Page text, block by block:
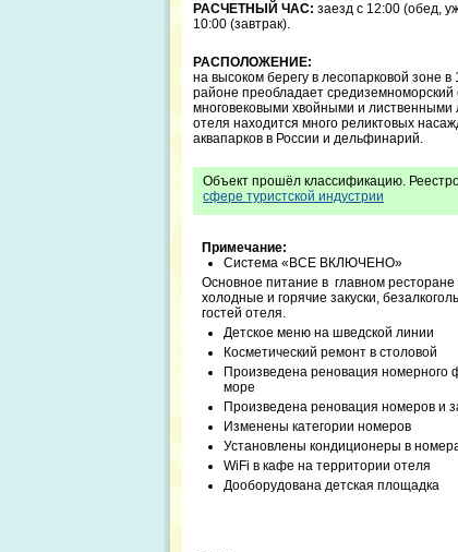
РАСЧЕТНЫЙ ЧАС: заезд с 12:00 (обед,
10:00 (завтрак).
РАСПОЛОЖЕНИЕ:
на высоком берегу в лесопарковой зоне
районе преобладает
многовековыми хвойными и лиственными
отеля находится много реликтовых
аквапарков в России и дельфинарий.
Объект прошёл классификацию.
сфере туристской индустрии
Примечание:
Система «ВСЕ ВКЛЮЧЕНО»
Основное питание в главном
холодные и горячие закуски,
гостей отеля.
Детское меню на шведской линии
Косметический ремонт в столовой
Произведена реновация номерного
море
Произведена реновация номеров и
Изменены категории номеров
Установлены кондиционеры в
WiFi в кафе на территории отеля
Дооборудована детская площадка